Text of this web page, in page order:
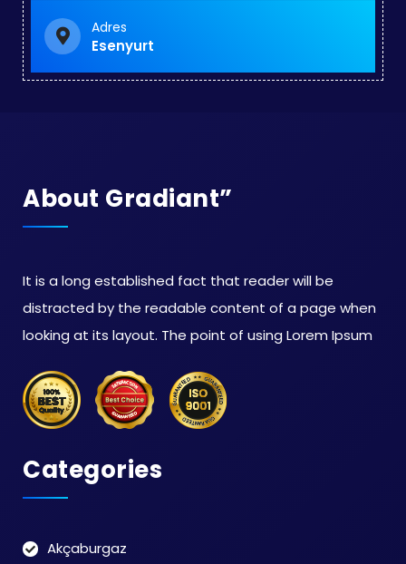
Adres
Esenyurt
About Gradiant”
It is a long established fact that reader will be
distracted by the readable content of a page when
looking at its layout. The point of using Lorem Ipsum
Categories
Akçaburgaz